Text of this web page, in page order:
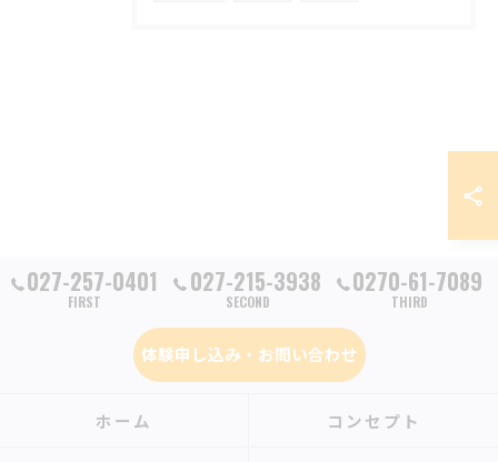
027-257-0401
FIRST
027-215-3938
SECOND
0270-61-7089
THIRD
体験申し込み・お問い合わせ
ホーム コンセプト